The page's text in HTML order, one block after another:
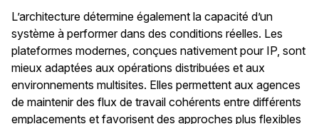
L’architecture détermine également la capacité d’un
système à performer dans des conditions réelles. Les
plateformes modernes, conçues nativement pour IP, sont
mieux adaptées aux opérations distribuées et aux
environnements multisites. Elles permettent aux agences
de maintenir des flux de travail cohérents entre différents
emplacements et favorisent des approches plus flexibles